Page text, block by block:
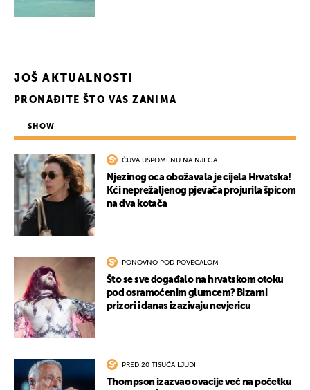
JOŠ AKTUALNOSTI
PRONAĐITE ŠTO VAS ZANIMA
SHOW
ČUVA USPOMENU NA NJEGA
Njezinog oca obožavala je cijela Hrvatska!
Kći neprežaljenog pjevača projurila špicom
na dva kotača
PONOVNO POD POVEĆALOM
Što se sve događalo na hrvatskom otoku
pod osramoćenim glumcem? Bizarni
prizori i danas izazivaju nevjericu
PRED 20 TISUĆA LJUDI
Thompson izazvao ovacije već na početku